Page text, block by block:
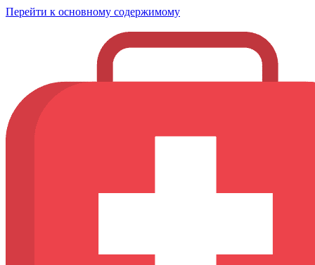
Перейти к основному содержимому